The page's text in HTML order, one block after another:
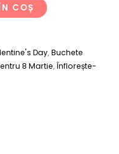
COȘ
Day,Buchete
8 Martie,Înflorește-